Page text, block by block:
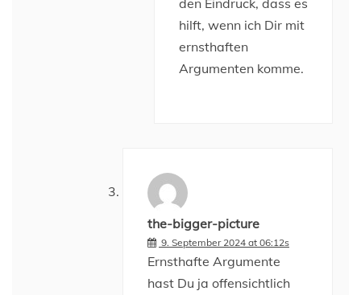
hilft, wenn ich Dir mit
ernsthaften
Argumenten komme.
the-bigger-picture
9. September 2024 at 06:12s
Ernsthafte Argumente
hast Du ja offensichtlich